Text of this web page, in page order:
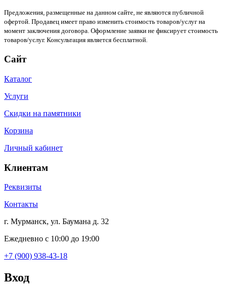
Предложения, размещенные на данном сайте, не являются публичной
офертой. Продавец имеет право изменить стоимость товаров/услуг на
момент заключения договора. Оформление заявки не фиксирует стоимость
товаров/услуг. Консультация является бесплатной.
Сайт
Каталог
Услуги
Скидки на памятники
Корзина
Личный кабинет
Клиентам
Реквизиты
Контакты
г. Мурманск, ул. Баумана д. 32
Ежедневно с 10:00 до 19:00
+7 (900) 938-43-18
Вход